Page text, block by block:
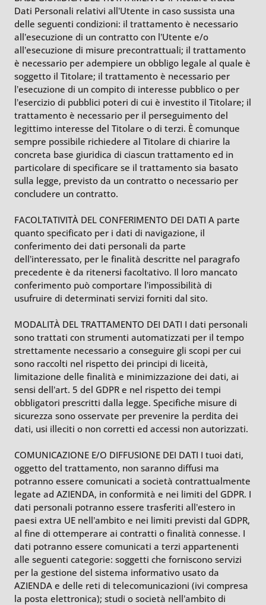
Dati Personali relativi all’Utente in caso sussista una
delle seguenti condizioni: il trattamento è necessario
all’esecuzione di un contratto con l’Utente e/o
all’esecuzione di misure precontrattuali; il trattamento
è necessario per adempiere un obbligo legale al quale è
soggetto il Titolare; il trattamento è necessario per
l’esecuzione di un compito di interesse pubblico o per
l’esercizio di pubblici poteri di cui è investito il Titolare; il
trattamento è necessario per il perseguimento del
legittimo interesse del Titolare o di terzi. È comunque
sempre possibile richiedere al Titolare di chiarire la
concreta base giuridica di ciascun trattamento ed in
particolare di specificare se il trattamento sia basato
sulla legge, previsto da un contratto o necessario per
concludere un contratto.
FACOLTATIVITÀ DEL CONFERIMENTO DEI DATI A parte
quanto specificato per i dati di navigazione, il
conferimento dei dati personali da parte
dell’interessato, per le finalità descritte nel paragrafo
precedente è da ritenersi facoltativo. Il loro mancato
conferimento può comportare l’impossibilità di
usufruire di determinati servizi forniti dal sito.
MODALITÀ DEL TRATTAMENTO DEI DATI I dati personali
sono trattati con strumenti automatizzati per il tempo
strettamente necessario a conseguire gli scopi per cui
sono raccolti nel rispetto dei principi di liceità,
limitazione delle finalità e minimizzazione dei dati, ai
sensi dell’art. 5 del GDPR e nel rispetto dei tempi
obbligatori prescritti dalla legge. Specifiche misure di
sicurezza sono osservate per prevenire la perdita dei
dati, usi illeciti o non corretti ed accessi non autorizzati.
COMUNICAZIONE E/O DIFFUSIONE DEI DATI I tuoi dati,
oggetto del trattamento, non saranno diffusi ma
potranno essere comunicati a società contrattualmente
legate ad AZIENDA, in conformità e nei limiti del GDPR. I
dati personali potranno essere trasferiti all’estero in
paesi extra UE nell’ambito e nei limiti previsti dal GDPR,
al fine di ottemperare ai contratti o finalità connesse. I
dati potranno essere comunicati a terzi appartenenti
alle seguenti categorie: soggetti che forniscono servizi
per la gestione del sistema informativo usato da
AZIENDA e delle reti di telecomunicazioni (ivi compresa
la posta elettronica); studi o società nell’ambito di